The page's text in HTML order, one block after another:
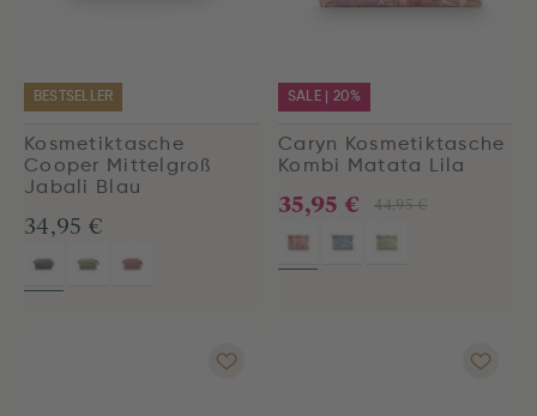
BESTSELLER
Kosmetiktasche
Cooper Mittelgroß
Jabali Blau
34,95 €
SALE | 20%
Caryn Kosmetiktasche
Kombi Matata Lila
44,95 €
35,95 €